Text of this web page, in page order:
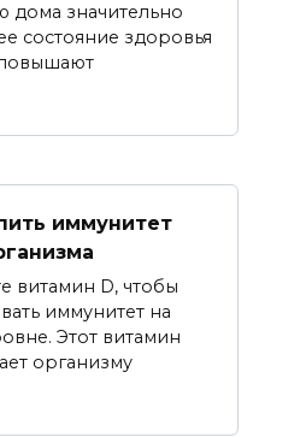
дома значительно
состояние здоровья
иммунитет
витамин D, чтобы
иммунитет на
Этот витамин
организму